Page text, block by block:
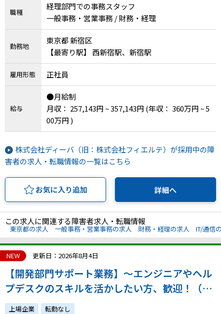
職種
経理部門での事務スタッフ
一般事務・営業事務 / 財務・経理
勤務地
東京都 新宿区
【最寄り駅】 西新宿駅、新宿駅
雇用形態 正社員
給与
●月給制
月収： 257,143円 ~ 357,143円 (年収： 360万円 ~ 5
00万円 )
株式会社ディーバ（旧：株式会社フィエルテ）が採用中の障
害者の求人・転職情報の一覧はこちら
お気に入り追加 詳細へ
この求人に関連する障害者求人・転職情報
東京都の求人 一般事務・営業事務の求人 財務・経理の求人 IT/通信
NEW 更新日：2026年8月4日
【開発部門サポート業務】～エンジニアやヘル
プデスクのスキルを活かしたい方、歓迎！（テ
スト業務等）～
上場企業 転勤なし